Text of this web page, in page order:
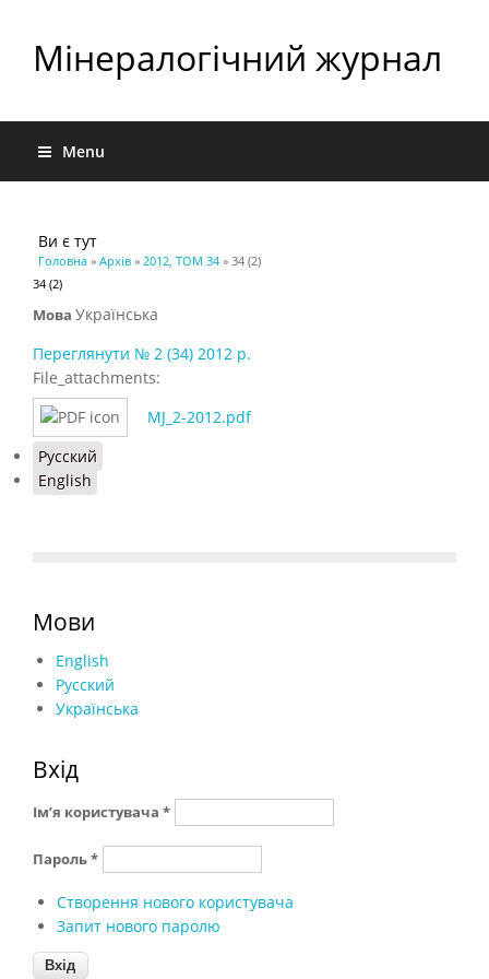
Мінералогічний журнал
Menu
Ви є тут
Головна » Архів » 2012, ТОМ 34 » 34 (2)
34 (2)
Мова Українська
Переглянути № 2 (34) 2012 р.
File_attachments:
MJ_2-2012.pdf
Русский
English
Мови
English
Русский
Українська
Вхід
Ім’я користувача *
Пароль*
Створення нового користувача
Запит нового паролю